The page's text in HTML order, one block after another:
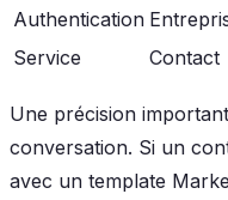
Authentication
Service
Contact
Une précision
conversation. Si un
avec un template